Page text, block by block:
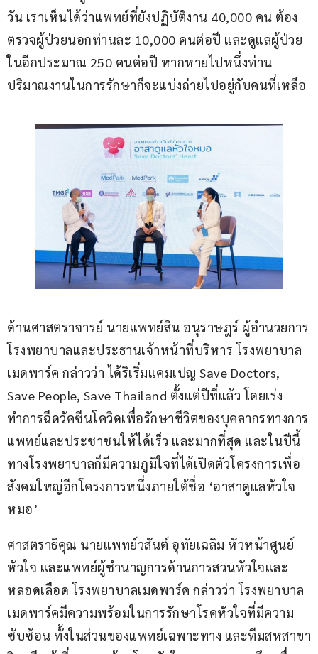
วัน เราเห็นได้ว่าแพทย์ที่ยังปฏิบัติงาน 40,000 คน ต้อง
ตรวจผู้ป่วยนอกท่านละ 10,000 คนต่อปี และดูแลผู้ป่วย
ในอีกประมาณ 250 คนต่อปี หากหายไปหนึ่งท่าน
ปริมาณงานในการรักษาก็จะแบ่งถ่ายไปอยู่กับคนที่เหลือ
ด้านศาสตราจารย์ นายแพทย์สิน อนุราษฎร์ ผู้อำนวยการ
โรงพยาบาลและประธานเจ้าหน้าที่บริหาร โรงพยาบาล
เมดพาร์ค กล่าวว่า ได้ริเริ่มแคมเปญ Save Doctors,
Save People, Save Thailand ตั้งแต่ปีที่แล้ว โดยเร่ง
ทำการฉีดวัคซีนโควิดเพื่อรักษาชีวิตของบุคลากรทางการ
แพทย์และประชาชนให้ได้เร็ว และมากที่สุด และในปีนี้
ทางโรงพยาบาลก็มีความภูมิใจที่ได้เปิดตัวโครงการเพื่อ
สังคมใหญ่อีกโครงการหนึ่งภายใต้ชื่อ ‘อาสาดูแลหัวใจ
หมอ’
ศาสตราธิคุณ นายแพทย์วสันต์ อุทัยเฉลิม หัวหน้าศูนย์
หัวใจ และแพทย์ผู้ชำนาญการด้านการสวนหัวใจและ
หลอดเลือด โรงพยาบาลเมดพาร์ค กล่าวว่า โรงพยาบาล
เมดพาร์คมีความพร้อมในการรักษาโรคหัวใจที่มีความ
ซับซ้อน ทั้งในส่วนของแพทย์เฉพาะทาง และทีมสหสาขา